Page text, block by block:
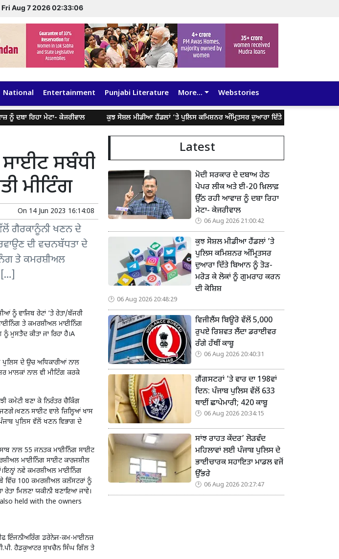
Fri Aug 7 2026 02:33:06
National Entertainment Punjabi Literature More... Webstories
ਰਿਹਾ ਮੇਟਾ- ਕੇਜਰੀਵਾਲ ਕੁਝ ਸੋਸ਼ਲ ਮੀਡੀਆ ਹੈਂਡਲਾਂ ’ਤੇ ਪੁਲਿਸ ਕਮਿਸ਼ਨਰ ਅੰਮ੍ਰਿਤਸਰ ਦੁਆਰਾ ਦਿੱਤੇ ਬਿਆਨ ਨੂੰ ਤੋੜ-ਮਰੋੜ ਕੇ
ਸਬੰਧੀ
ਮੀਟਿੰਗ
On 14 Jun 2023 16:14:08
ਗੈਰਕਾਨੂੰਨੀ ਖਣਨ ਦੇ
ਦੀ ਵਚਨਬੱਧਤਾ ਦੇ
ਤੇ ਕਮਰਸ਼ੀਅਲ
ਨੂੰ ਵਾਜਿਬ ਰੇਟਾਂ ’ਤੇ ਰੇਤਾ/ਬੱਜਰੀ
ਤੇ ਕਮਰਸ਼ੀਅਲ ਮਾਈਨਿੰਗ
ਕੀਤਾ ਜਾ ਰਿਹਾ ਹੈ।A
ਦੇ ਉਚ ਅਧਿਕਾਰੀਆਂ ਨਾਲ
ਮਾਲਕਾਂ ਨਾਲ ਵੀ ਮੀਟਿੰਗ ਕਰਕੇ
ਕਮੇਟੀ ਬਣਾ ਕੇ ਨਿਰੰਤਰ ਚੈਕਿੰਗ
ਸਾਈਟ ਵਾਲੇ ਜ਼ਿਲ੍ਹਿਆਂ ਖਾਸ
ਪੁਲਿਸ ਵੱਲੋਂ ਖਣਨ ਵਿਭਾਗ ਦੇ
ਨਾਲ 55 ਜਨਤਕ ਮਾਈਨਿੰਗ ਸਾਈਟ
ਮਾਈਨਿੰਗ ਸਾਈਟ ਕਾਰਜਸ਼ੀਲ
ਨਵੇਂ ਕਮਰਸ਼ੀਅਲ ਮਾਈਨਿੰਗ
ਵਿੱਚ 100 ਕਮਰਸ਼ੀਅਲ ਕਲੱਸਟਰਾਂ ਨੂੰ
ਰੇਤਾ ਮਿਲਣਾ ਯਕੀਨੀ ਬਣਾਇਆ ਜਾਵੇ।
also held with the owners
ਇੰਜਨੀਅਰਿੰਗ ਡਰੇਨੇਜ-ਕਮ-ਮਾਈਨਜ਼
ਹੈਡਕੁਆਟਰ ਸੁਖਚੈਨ ਸਿੰਘ ਗਿੱਲ ਤੇ
Latest
ਮੋਦੀ ਸਰਕਾਰ ਦੇ ਦਬਾਅ ਹੇਠ
ਪੇਪਰ ਲੀਕ ਅਤੇ ਈ-20 ਖ਼ਿਲਾਫ਼
ਉੱਠ ਰਹੀ ਆਵਾਜ਼ ਨੂੰ ਦਬਾ ਰਿਹਾ
ਮੇਟਾ- ਕੇਜਰੀਵਾਲ
06 Aug 2026 21:00:42
ਕੁਝ ਸੋਸ਼ਲ ਮੀਡੀਆ ਹੈਂਡਲਾਂ ’ਤੇ
ਪੁਲਿਸ ਕਮਿਸ਼ਨਰ ਅੰਮ੍ਰਿਤਸਰ
ਦੁਆਰਾ ਦਿੱਤੇ ਬਿਆਨ ਨੂੰ ਤੋੜ-
ਮਰੋੜ ਕੇ ਲੋਕਾਂ ਨੂੰ ਗੁਮਰਾਹ ਕਰਨ
ਦੀ ਕੋਸ਼ਿਸ਼
06 Aug 2026 20:48:29
ਵਿਜੀਲੈਂਸ ਬਿਊਰੋ ਵੱਲੋਂ 5,000
ਰੁਪਏ ਰਿਸ਼ਵਤ ਲੈਂਦਾ ਡਰਾਈਵਰ
ਰੰਗੇ ਹੱਥੀਂ ਕਾਬੂ
06 Aug 2026 20:40:31
ਗੈਂਗਸਟਰਾਂ 'ਤੇ ਵਾਰ ਦਾ 198ਵਾਂ
ਦਿਨ: ਪੰਜਾਬ ਪੁਲਿਸ ਵੱਲੋਂ 633
ਥਾਈਂ ਛਾਪੇਮਾਰੀ; 420 ਕਾਬੂ
06 Aug 2026 20:34:15
ਸਾਂਝ ਰਾਹਤ ਕੇਂਦਰ’ ਲੋੜਵੰਦ
ਮਹਿਲਾਵਾਂ ਲਈ ਪੰਜਾਬ ਪੁਲਿਸ ਦੇ
ਭਾਈਚਾਰਕ ਸਹਾਇਤਾ ਮਾਡਲ ਵਜੋਂ
ਉੱਭਰੇ
06 Aug 2026 20:27:47